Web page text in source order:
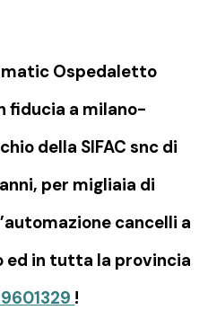
Ospedaletto
fiducia a milano-
della SIFAC snc di
per migliaia di
cancelli a
ed in tutta la provincia
!